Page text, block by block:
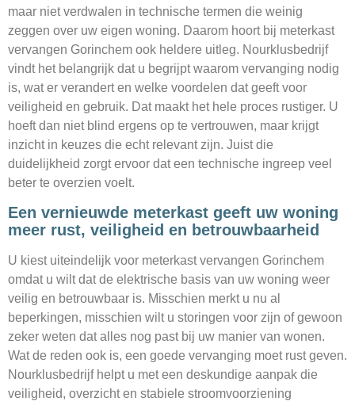
maar niet verdwalen in technische termen die weinig
zeggen over uw eigen woning. Daarom hoort bij meterkast
vervangen Gorinchem ook heldere uitleg. Nourklusbedrijf
vindt het belangrijk dat u begrijpt waarom vervanging nodig
is, wat er verandert en welke voordelen dat geeft voor
veiligheid en gebruik. Dat maakt het hele proces rustiger. U
hoeft dan niet blind ergens op te vertrouwen, maar krijgt
inzicht in keuzes die echt relevant zijn. Juist die
duidelijkheid zorgt ervoor dat een technische ingreep veel
beter te overzien voelt.
Een vernieuwde meterkast geeft uw woning
meer rust, veiligheid en betrouwbaarheid
U kiest uiteindelijk voor meterkast vervangen Gorinchem
omdat u wilt dat de elektrische basis van uw woning weer
veilig en betrouwbaar is. Misschien merkt u nu al
beperkingen, misschien wilt u storingen voor zijn of gewoon
zeker weten dat alles nog past bij uw manier van wonen.
Wat de reden ook is, een goede vervanging moet rust geven.
Nourklusbedrijf helpt u met een deskundige aanpak die
veiligheid, overzicht en stabiele stroomvoorziening